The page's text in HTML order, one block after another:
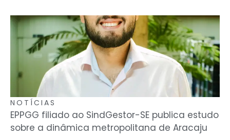
NOTÍCIAS
EPPGG filiado ao SindGestor-SE publica estudo
sobre a dinâmica metropolitana de Aracaju